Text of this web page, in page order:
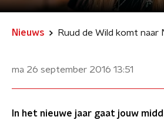
Nieuws Ruud de Wild komt naar
ma 26 september 2016 13:51
In het nieuwe jaar gaat jouw